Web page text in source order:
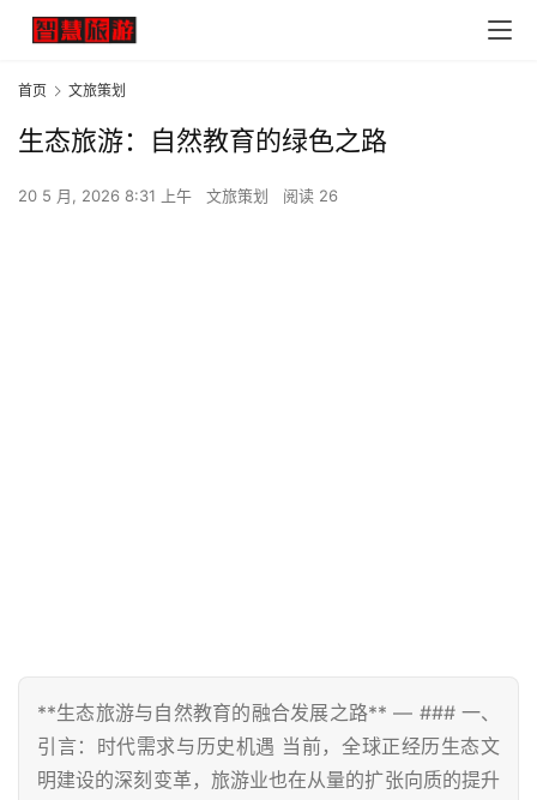
首页 文旅策划
生态旅游：自然教育的绿色之路
20 5 月, 2026 8:31 上午 文旅策划 阅读 26
**生态旅游与自然教育的融合发展之路** — ### 一、
引言：时代需求与历史机遇 当前，全球正经历生态文
明建设的深刻变革，旅游业也在从量的扩张向质的提升